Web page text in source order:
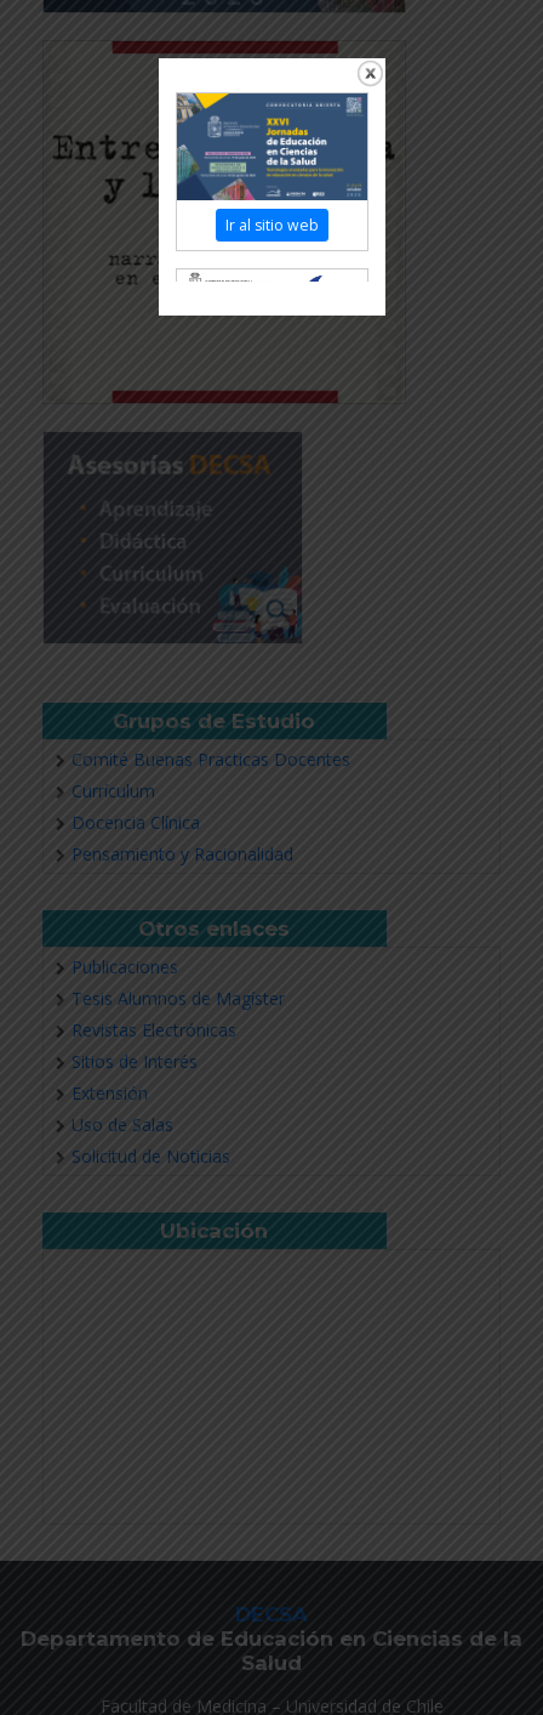
Grupos de Estudio
Comité Buenas Practicas Docentes
Currículum
Docencia Clínica
Pensamiento y Racionalidad
Otros enlaces
Publicaciones
Tesis Alumnos de Magíster
Revistas Electrónicas
Sitios de Interés
Extensión
Uso de Salas
Solicitud de Noticias
Ubicación
DECSA
Departamento de Educación en Ciencias de la
Salud
Facultad de Medicina – Universidad de Chile
Ir al sitio web
Revisar más información